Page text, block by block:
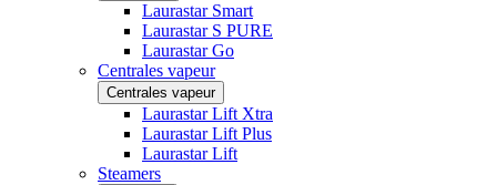
Laurastar Smart
Laurastar S PURE
Laurastar Go
Centrales vapeur
Centrales vapeur
Laurastar Lift Xtra
Laurastar Lift Plus
Laurastar Lift
Steamers